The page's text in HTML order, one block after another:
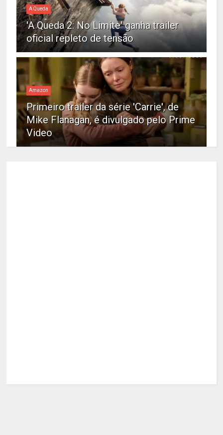
A Queda
'A Queda 2: No Limite' ganha trailer
oficial repleto de tensão
Amazon
Primeiro trailer da série 'Carrie', de
Mike Flanagan, é divulgado pelo Prime
Video